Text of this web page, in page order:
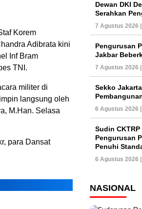
Korem
Adibrata kini
Inf Bram
TNI.
militer di
langsung oleh
M.Han. Selasa
para Dansat
Dewan DKI
Serahkan
7 Agustus 2026
Pengurusan
Jakbar
7 Agustus 2026
Sekko
6 Agustus 2026
Sudin
Pengurusan
Penuhi
6 Agustus 2026
NASIONAL